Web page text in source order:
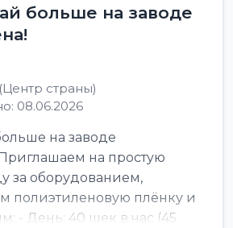
больше на заводе
страны)
08.06.2026
на заводе
на простую
за оборудованием,
полиэтиленовую плёнку и
- День: 40 шек в час (45